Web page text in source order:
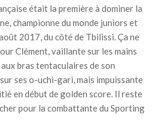
était la première à dominer la
championne du monde juniors et
2017, du côté de Tbilissi. Ça ne
Clément, vaillante sur les mains
bras tentaculaires de son
ses o-uchi-gari, mais impuissante
en début de golden score. Il reste
pour la combattante du Sporting